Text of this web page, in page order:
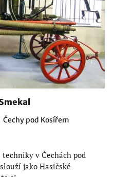
Čechy pod Kosířem
v Čechách pod
jako Hasičské